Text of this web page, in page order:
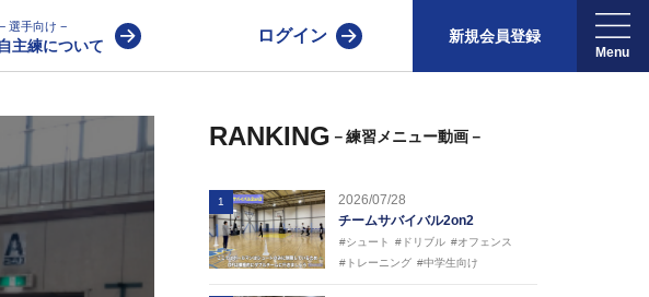
− 選手向け −
主練について
ログイン 新規会員登録
RANKING －練習メニュー動画－
1
2026/07/28
チームサバイバル2on2
#シュート #ドリブル #オフェンス
#トレーニング #中学生向け